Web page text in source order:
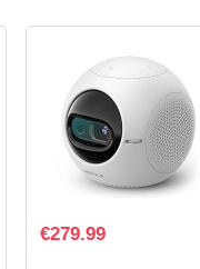
€279.99